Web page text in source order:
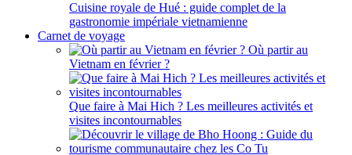
Cuisine royale de Hué : guide complet de la
gastronomie impériale vietnamienne
Carnet de voyage
Où partir au
Vietnam en février ?
Que faire à Mai Hich ? Les meilleures activités et
visites incontournables